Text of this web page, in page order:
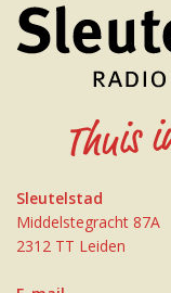
Sleutelstad
Middelstegracht 87A
2312 TT Leiden